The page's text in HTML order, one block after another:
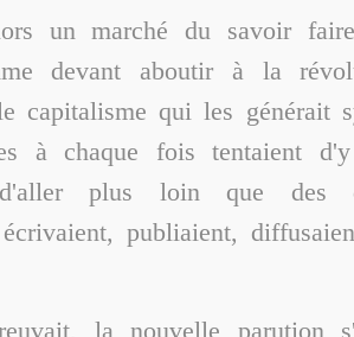
un marché du savoir
devant aboutir à la
capitalisme qui les générait
à chaque fois tentaient
d'aller plus loin que des
écrivaient, publiaient,
la nouvelle parution